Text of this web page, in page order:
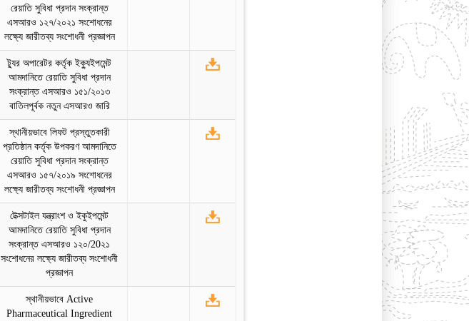
রেয়াতি সুবিধা প্রদান সংক্রান্ত
এসআরও ১২৭/২০২১ সংশোধনের
লক্ষ্যে জারীতব্য সংশোধনী প্রজ্ঞাপন
ট্যুর অপারেটর কর্তৃক ইক্যুইপমেন্ট
আমদানিতে রেয়াতি সুবিধা প্রদান
সংক্রান্ত এসআরও ১৫১/২০১৩
বাতিলপূর্বক নতুন এসআরও জারি
স্থানীয়ভাবে লিফট প্রস্তুতকারী
প্রতিষ্ঠান কর্তৃক উপকরণ আমদানিতে
রেয়াতি সুবিধা প্রদান সংক্রান্ত
এসআরও ১৫৭/২০১৯ সংশোধনের
লক্ষ্যে জারীতব্য সংশোধনী প্রজ্ঞাপন
টেক্সটাইল যন্ত্রাংশ ও ইকুইপমেন্ট
আমদানিতে রেয়াতি সুবিধা প্রদান
সংক্রান্ত এসআরও ১২০/20২১
সংশোধনের লক্ষ্যে জারীতব্য সংশোধনী
প্রজ্ঞাপন
স্থানীয়ভাবে Active
Pharmaceutical Ingredient